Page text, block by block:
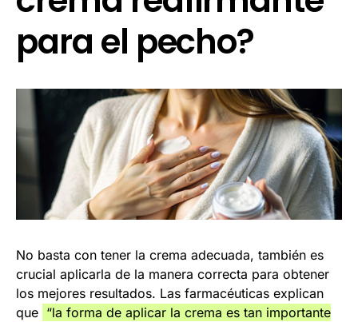
para el pecho?
No basta con tener la crema adecuada, también es
crucial aplicarla de la manera correcta para obtener
los mejores resultados. Las farmacéuticas explican
que “la forma de aplicar la crema es tan importante